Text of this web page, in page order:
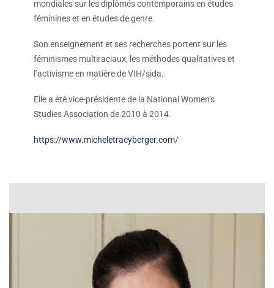
mondiales sur les diplômés contemporains en études
féminines et en études de genre.
Son enseignement et ses recherches portent sur les
féminismes multiraciaux, les méthodes qualitatives et
l’activisme en matière de VIH/sida.
Elle a été vice-présidente de la National Women’s
Studies Association de 2010 à 2014.
https://www.micheletracyberger.com/